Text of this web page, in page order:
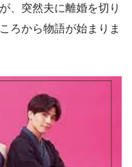
、突然夫に離婚を切り
ろから物語が始まりま